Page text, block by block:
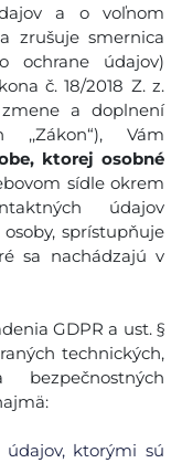
a o voľnom
zrušuje smernica
ochrane údajov)
č. 18/2018 Z. z.
a doplnení
,,Zákon“), Vám
ktorej osobné
sídle okrem
údajov
sprístupňuje
sa nachádzajú v
GDPR a ust. §
technických,
bezpečnostných
údajov, ktorými sú